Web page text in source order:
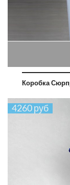
Коробка
4260 руб